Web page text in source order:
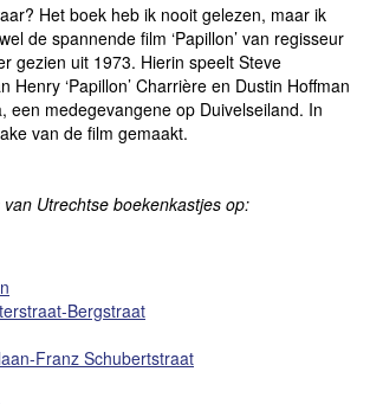
Het boek heb ik nooit gelezen, maar ik
de spannende film ‘Papillon’ van regisseur
gezien uit 1973. Hierin speelt Steve
Henry ‘Papillon’ Charrière en Dustin Hoffman
een medegevangene op Duivelseiland. In
van de film gemaakt.
Utrechtse boekenkastjes op:
Bergstraat
Franz Schubertstraat